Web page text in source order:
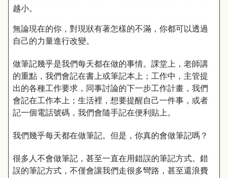
越小。
無論現在的你，對現狀有著怎樣的不滿，你都可以透過
自己的力量進行改變。
做筆記幾乎是我們每天都在做的事情。課堂上，老師講
的重點，我們會記在書上或筆記本上；工作中，主管提
出的各種工作要求，同事討論的下一步工作計畫，我們
會記在工作本上；生活裡，想要提醒自己一件事，或者
記一個電話號碼，我們會隨手記在便利貼上。
我們幾乎每天都在做筆記。但是，你真的會做筆記嗎？
很多人不會做筆記，甚至一直在用錯誤的筆記方式。錯
誤的筆記方式，不僅會讓我們走很多彎路，甚至還浪費